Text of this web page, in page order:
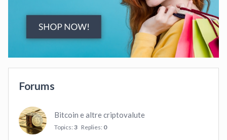
Forums
Bitcoin e altre criptovalute
Topics: 3 Replies: 0